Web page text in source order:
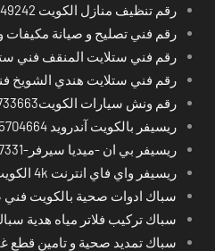
رقم تنظيف منازل الكويت 55549242
رقم فني تصليح و صيانة مكيفات
رقم فني ستلايت المنقف فني
رقم فني ستلايت هندي الشويخ
رقم ونش سيارات الكويت67733663
ريسيفر بالكويت آندرويد 55704664
ريسيفر بي ان -ميديا سيرفر-4K-52227331
ريسيفر واي فاي انترنت 4k الكويت52227331
سباك ادوات صحية بالكويت
سباك تركيب فلاتر مياه هدية
سباك تمديد صحية و تامين قطع